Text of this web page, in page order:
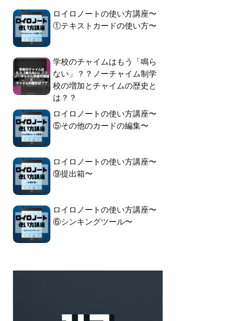
ロイロノートの使い方講座〜
①テキストカードの使い方〜
学校のチャイムはもう「鳴ら
ない」？？ノーチャイム制学
校の増加とチャイムの歴史と
は？？
ロイロノートの使い方講座〜
⑤その他のカードの編集〜
ロイロノートの使い方講座〜
⑨提出箱〜
ロイロノートの使い方講座〜
⑥シンキングツール〜